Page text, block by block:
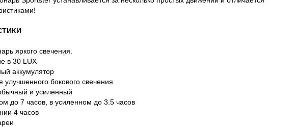
яркого свечения.
в 30 LUX
аккумулятор
бокового свечения
и усиленный
до 7 часов, в усиленном до 3.5 часов
4 часов